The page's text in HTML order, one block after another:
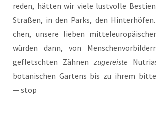
reden, hät­ten wir vie­le lust­vol­le
Stra­ßen, in den Parks, den
chen, unse­re lie­ben
wür­den dann, von
gefletsch­ten Zäh­nen zuge­reis­te
bota­ni­schen Gar­tens bis zu ihrem
— stop